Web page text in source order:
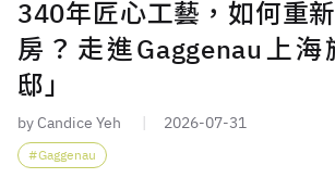
340年匠心工藝，如何重
房？走進Gaggenau上海
邸」
by Candice Yeh 2026-07-31
Gaggenau